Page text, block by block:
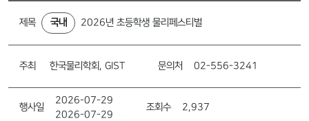
제목 국내 2026년 초등학생 물리페스티벌
주최 한국물리학회, GIST 문의처 02-556-3241
행사일
2026-07-29
2026-07-29
조회수 2,937